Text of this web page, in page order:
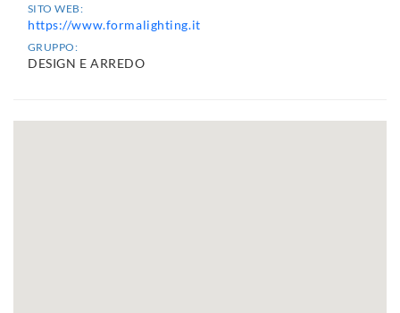
SITO WEB:
https://www.formalighting.it
GRUPPO:
DESIGN E ARREDO